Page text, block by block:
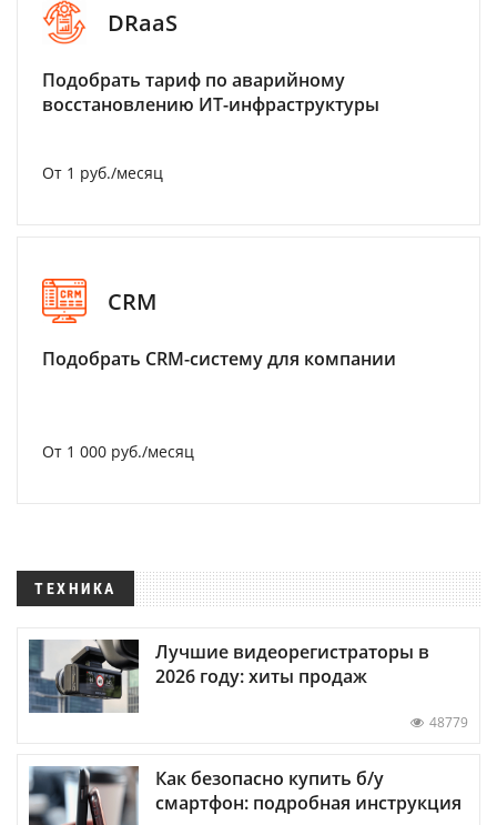
DRaaS
Подобрать тариф по аварийному
восстановлению ИТ-инфраструктуры
От 1 руб./месяц
CRM
Подобрать CRM-систему для компании
От 1 000 руб./месяц
ТЕХНИКА
Лучшие видеорегистраторы в
2026 году: хиты продаж
48779
Как безопасно купить б/у
смартфон: подробная инструкция